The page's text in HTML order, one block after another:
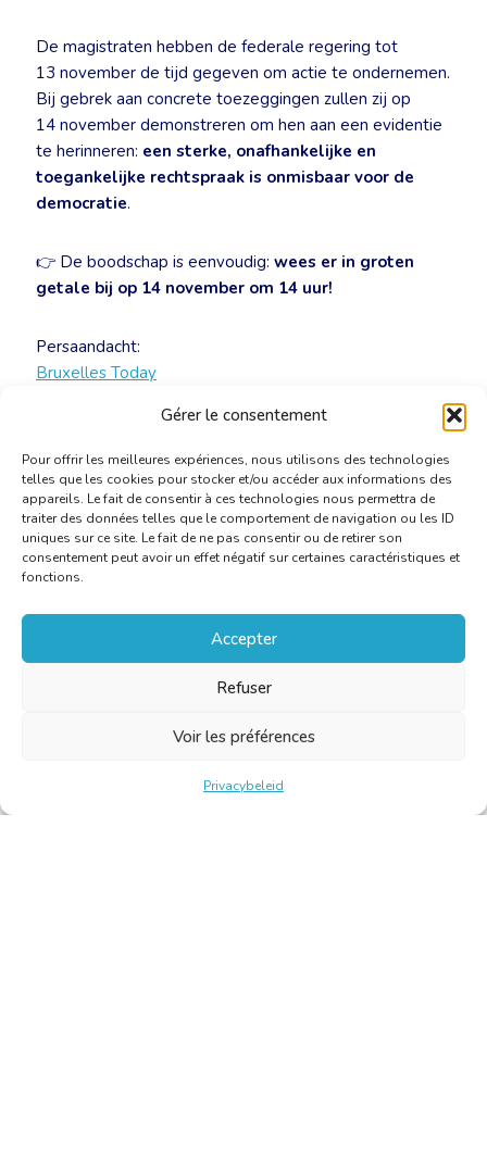
Gérer le consentement
Pour offrir les meilleures expériences, nous utilisons des technologies
telles que les cookies pour stocker et/ou accéder aux informations des
appareils. Le fait de consentir à ces technologies nous permettra de
traiter des données telles que le comportement de navigation ou les ID
uniques sur ce site. Le fait de ne pas consentir ou de retirer son
consentement peut avoir un effet négatif sur certaines caractéristiques et
fonctions.
Accepter
Refuser
Voir les préférences
Privacybeleid
De magistraten hebben de federale regering tot
13 november de tijd gegeven om actie te ondernemen.
Bij gebrek aan concrete toezeggingen zullen zij op
14 november demonstreren om hen aan een evidentie
te herinneren: een sterke, onafhankelijke en
toegankelijke rechtspraak is onmisbaar voor de
democratie.
👉 De boodschap is eenvoudig: wees er in groten
getale bij op 14 november om 14 uur!
Persaandacht:
Bruxelles Today